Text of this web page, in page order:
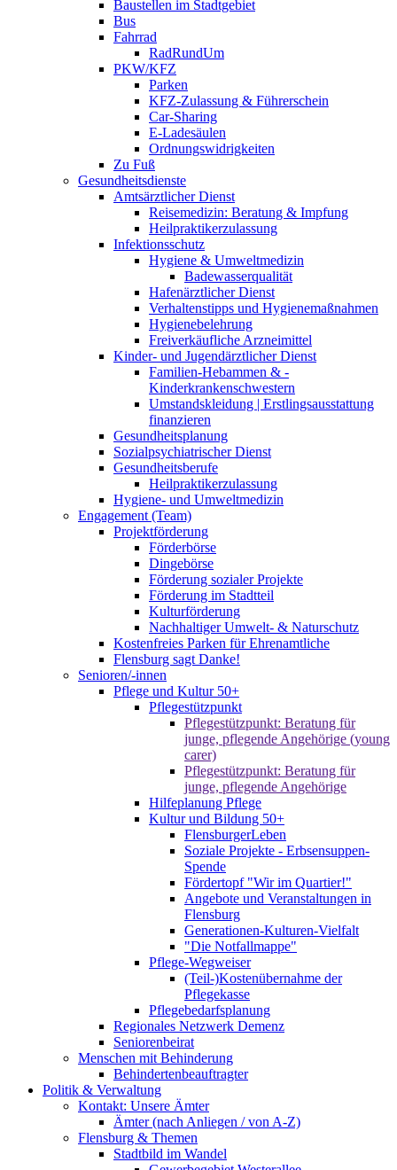
Baustellen im Stadtgebiet
Bus
Fahrrad
RadRundUm
PKW/KFZ
Parken
KFZ-Zulassung & Führerschein
Car-Sharing
E-Ladesäulen
Ordnungswidrigkeiten
Zu Fuß
Gesundheitsdienste
Amtsärztlicher Dienst
Reisemedizin: Beratung & Impfung
Heilpraktikerzulassung
Infektionsschutz
Hygiene & Umweltmedizin
Badewasserqualität
Hafenärztlicher Dienst
Verhaltenstipps und Hygienemaßnahmen
Hygienebelehrung
Freiverkäufliche Arzneimittel
Kinder- und Jugendärztlicher Dienst
Familien-Hebammen & -
Kinderkrankenschwestern
Umstandskleidung | Erstlingsausstattung
finanzieren
Gesundheitsplanung
Sozialpsychiatrischer Dienst
Gesundheitsberufe
Heilpraktikerzulassung
Hygiene- und Umweltmedizin
Engagement (Team)
Projektförderung
Förderbörse
Dingebörse
Förderung sozialer Projekte
Förderung im Stadtteil
Kulturförderung
Nachhaltiger Umwelt- & Naturschutz
Kostenfreies Parken für Ehrenamtliche
Flensburg sagt Danke!
Senioren/-innen
Pflege und Kultur 50+
Pflegestützpunkt
Pflegestützpunkt: Beratung für
junge, pflegende Angehörige (young
carer)
Pflegestützpunkt: Beratung für
junge, pflegende Angehörige
Hilfeplanung Pflege
Kultur und Bildung 50+
FlensburgerLeben
Soziale Projekte - Erbsensuppen-
Spende
Fördertopf "Wir im Quartier!"
Angebote und Veranstaltungen in
Flensburg
Generationen-Kulturen-Vielfalt
"Die Notfallmappe"
Pflege-Wegweiser
(Teil-)Kostenübernahme der
Pflegekasse
Pflegebedarfsplanung
Regionales Netzwerk Demenz
Seniorenbeirat
Menschen mit Behinderung
Behindertenbeauftragter
Politik & Verwaltung
Kontakt: Unsere Ämter
Ämter (nach Anliegen / von A-Z)
Flensburg & Themen
Stadtbild im Wandel